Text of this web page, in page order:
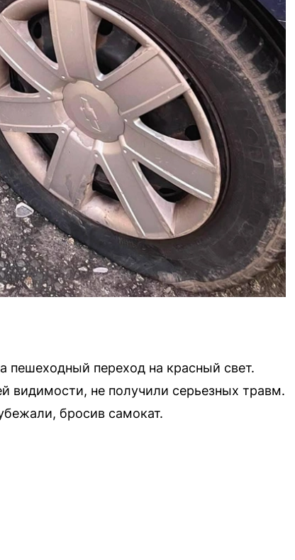
пешеходный переход на красный свет.
видимости, не получили серьезных травм.
бросив самокат.